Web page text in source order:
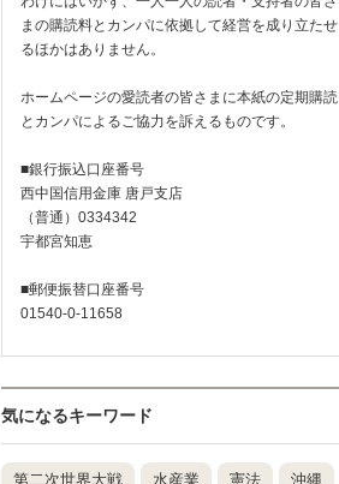
まの購読料とカンパに依拠して経営を成り立たせ
るほかはありません。
ホームページの愛読者の皆さまに本紙の定期購読
とカンパによるご協力を訴えるものです。
■銀行振込口座番号
西中国信用金庫 唐戸支店
（普通）0334342
宇都宮知恵
■郵便振替口座番号
01540-0-11658
気になるキーワード
第二次世界大戦 水産業 憲法 沖縄